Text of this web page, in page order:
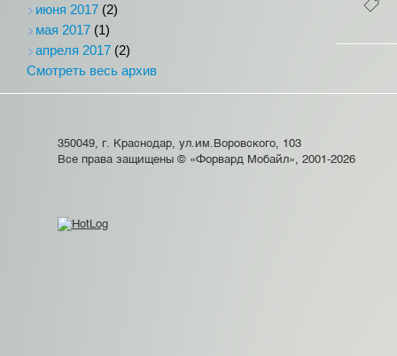
июня 2017 (2)
мая 2017 (1)
апреля 2017 (2)
Смотреть весь архив
350049, г. Краснодар, ул.им.Воровского, 103
Все права защищены © «Форвард Мобайл», 2001-2026